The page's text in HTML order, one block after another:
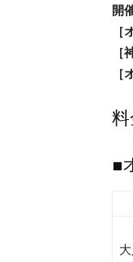
開
料
■